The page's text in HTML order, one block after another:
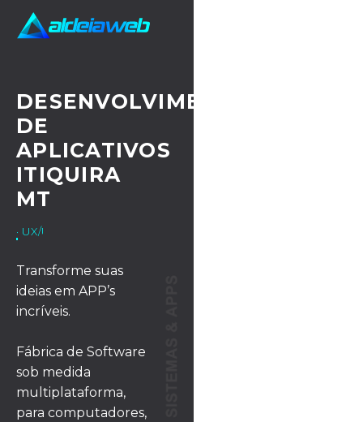
DESENVOLVIMENTO
DE
APLICATIVOS
ITIQUIRA
MT
· UX/UI DESIGN
Transforme suas
ideias em APP’s
incríveis.
Fábrica de Software
sob medida
multiplataforma,
para computadores,